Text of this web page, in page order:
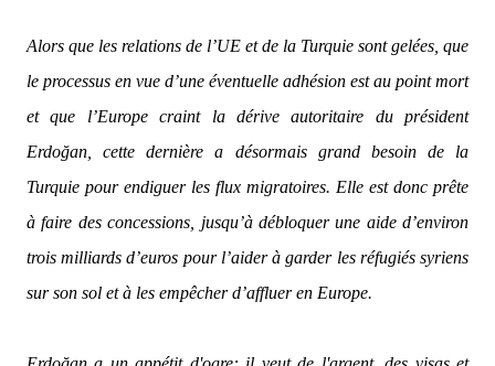
Alors que les relations de l’UE et de la Turquie sont gelées, que
le processus en vue d’une éventuelle adhésion est au point mort
et que l’Europe craint la dérive autoritaire du président
Erdoğan, cette dernière a désormais grand besoin de la
Turquie pour endiguer les flux migratoires. Elle est donc prête
à faire des concessions, jusqu’à débloquer une aide d’environ
trois milliards d’euros pour l’aider à garder les réfugiés syriens
sur son sol et à les empêcher d’affluer en Europe.